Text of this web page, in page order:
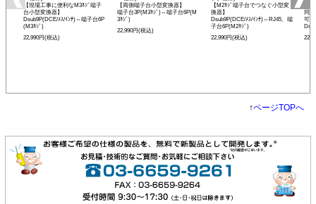
【現場工事に便利なM3ﾈｼﾞ端子
台小型変換器】
Dsub9P(DCE/ﾒｽ/ｲﾝﾁ)⇔端子台6P
(M3ﾈｼﾞ)
22,990円(税込)
【両側端子台小型変換器】
端子台3P(M3ﾈｼﾞ)⇔端子台6P(M
3ﾈｼﾞ)
22,990円(税込)
【M2ﾈｼﾞ端子台でつなぐ小型変
換器】
Dsub9P(DCE/ﾒｽ/ｲﾝﾁ)⇔RJ45、端
子台6P(M2ﾈｼﾞ)
22,990円(税込)
同
可
↑ページTOPへ